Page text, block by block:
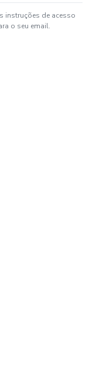
instruções de acesso
o seu email.